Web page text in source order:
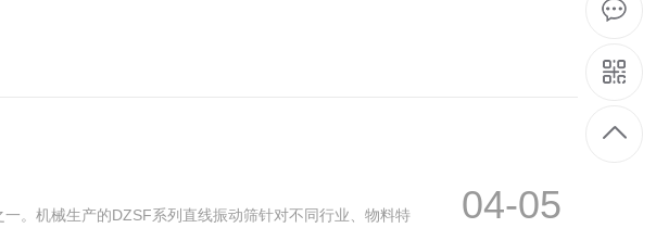
。机械生产的DZSF系列直线振动筛针对不同行业、物料特
04-05